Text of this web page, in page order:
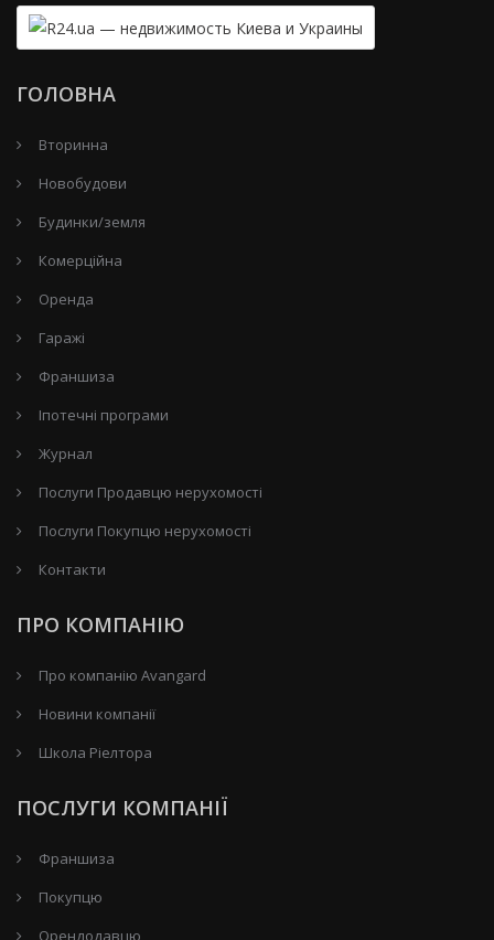
ГОЛОВНА
Вторинна
Новобудови
Будинки/земля
Комерційна
Оренда
Гаражі
Франшиза
Іпотечні програми
Журнал
Послуги Продавцю нерухомості
Послуги Покупцю нерухомості
Контакти
ПРО КОМПАНІЮ
Про компанію Avangard
Новини компанії
Школа Ріелтора
ПОСЛУГИ КОМПАНІЇ
Франшиза
Покупцю
Орендодавцю